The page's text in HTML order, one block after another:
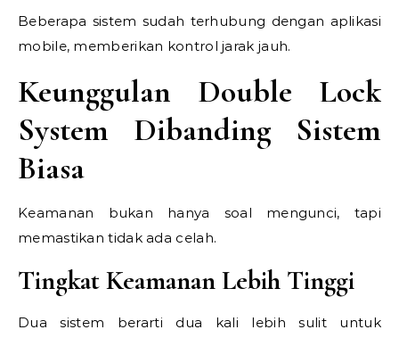
Beberapa sistem sudah terhubung dengan aplikasi
mobile, memberikan kontrol jarak jauh.
Keunggulan Double Lock
System Dibanding Sistem
Biasa
Keamanan bukan hanya soal mengunci, tapi
memastikan tidak ada celah.
Tingkat Keamanan Lebih Tinggi
Dua sistem berarti dua kali lebih sulit untuk